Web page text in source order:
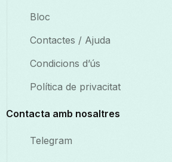
Bloc
Contactes / Ajuda
Condicions d’ús
Política de privacitat
Contacta amb nosaltres
Telegram